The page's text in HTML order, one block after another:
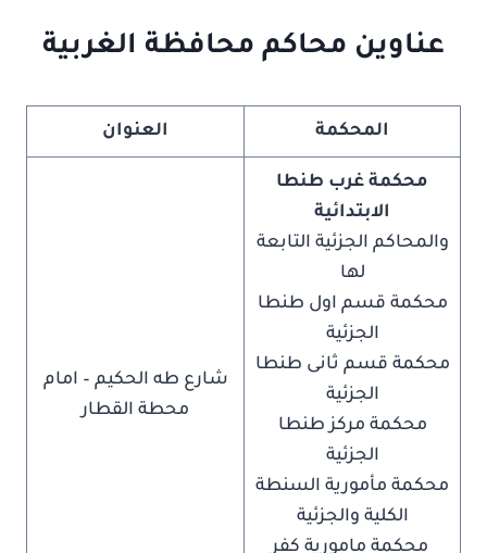
عناوين محاكم محافظة الغربية
المحكمة العنوان
محكمة غرب طنطا
الابتدائية
والمحاكم الجزئية التابعة
لها
محكمة قسم اول طنطا
الجزئية
محكمة قسم ثانى طنطا
الجزئية
محكمة مركز طنطا
الجزئية
محكمة مأمورية السنطة
الكلية والجزئية
محكمة مامورية كفر
شارع طه الحكيم – امام
محطة القطار